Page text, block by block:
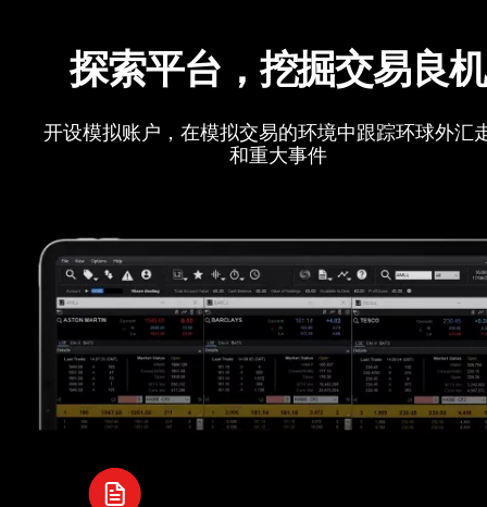
探索平台，挖掘交易良机
开设模拟账户，在模拟交易的环境中跟踪环球外汇
和重大事件